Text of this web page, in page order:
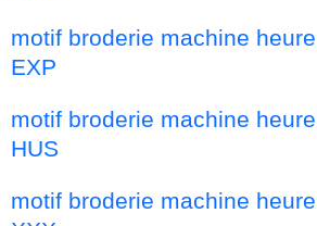
motif broderie machine
EXP
motif broderie machine
HUS
motif broderie machine